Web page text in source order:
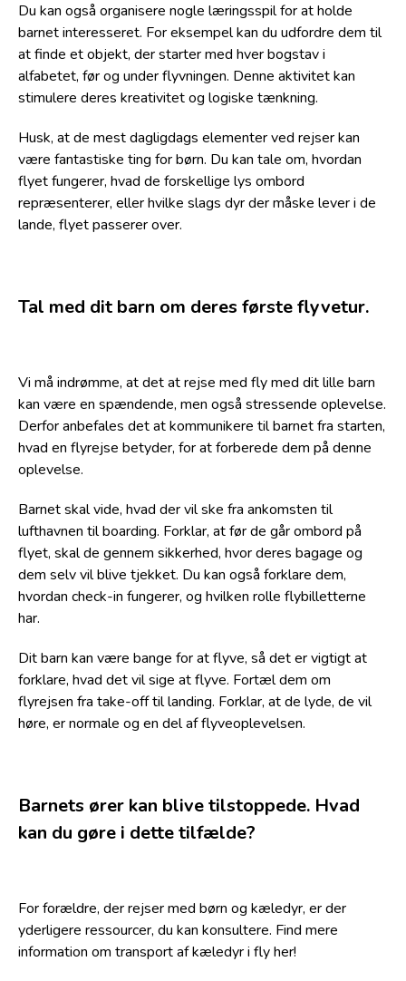
Du kan også organisere nogle læringsspil for at holde
barnet interesseret. For eksempel kan du udfordre dem til
at finde et objekt, der starter med hver bogstav i
alfabetet, før og under flyvningen. Denne aktivitet kan
stimulere deres kreativitet og logiske tænkning.
Husk, at de mest dagligdags elementer ved rejser kan
være fantastiske ting for børn. Du kan tale om, hvordan
flyet fungerer, hvad de forskellige lys ombord
repræsenterer, eller hvilke slags dyr der måske lever i de
lande, flyet passerer over.
Tal med dit barn om deres første flyvetur.
Vi må indrømme, at det at rejse med fly med dit lille barn
kan være en spændende, men også stressende oplevelse.
Derfor anbefales det at kommunikere til barnet fra starten,
hvad en flyrejse betyder, for at forberede dem på denne
oplevelse.
Barnet skal vide, hvad der vil ske fra ankomsten til
lufthavnen til boarding. Forklar, at før de går ombord på
flyet, skal de gennem sikkerhed, hvor deres bagage og
dem selv vil blive tjekket. Du kan også forklare dem,
hvordan check-in fungerer, og hvilken rolle flybilletterne
har.
Dit barn kan være bange for at flyve, så det er vigtigt at
forklare, hvad det vil sige at flyve. Fortæl dem om
flyrejsen fra take-off til landing. Forklar, at de lyde, de vil
høre, er normale og en del af flyveoplevelsen.
Barnets ører kan blive tilstoppede. Hvad
kan du gøre i dette tilfælde?
For forældre, der rejser med børn og kæledyr, er der
yderligere ressourcer, du kan konsultere. Find mere
information om transport af kæledyr i fly her!